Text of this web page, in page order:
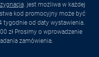
. jest możliwa w każdej
kod promocyjny może być
tygodnie od daty wystawienia.
zł Prosimy o wprowadzenie
zamówienia.